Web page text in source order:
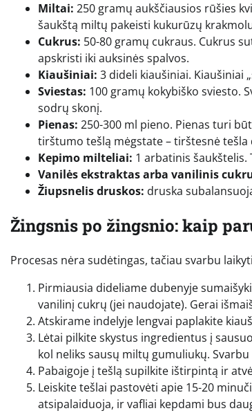
Miltai: 250 gramų aukščiausios rūšies
šaukštą miltų pakeisti kukurūzų
Cukrus: 50-80 gramų cukraus. Cukrus
apskristi iki auksinės spalvos.
Kiaušiniai: 3 dideli kiaušiniai. Kiaušiniai
Sviestas: 100 gramų kokybiško sviesto.
sodrų skonį.
Pienas: 250-300 ml pieno. Pienas turi
tirštumo tešlą mėgstate – tirštesnė tešla
Kepimo milteliai: 1 arbatinis šaukštelis.
Vanilės ekstraktas arba vanilinis
Žiupsnelis druskos: druska
Žingsnis po žingsnio: kaip
Procesas nėra sudėtingas, tačiau svarbu
Pirmiausia dideliame dubenyje
vanilinį cukrų (jei naudojate). Gerai
Atskirame indelyje lengvai paplakite
Lėtai pilkite skystus ingredientus į
kol neliks sausų miltų gumuliukų.
Pabaigoje į tešlą supilkite ištirpintą ir
Leiskite tešlai pastovėti apie 15-20
atsipalaiduoja, ir vafliai kepdami bus